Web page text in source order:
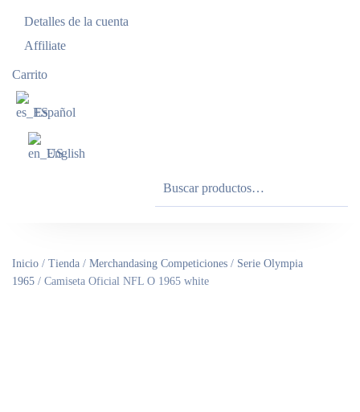
Detalles de la cuenta
Affiliate
Carrito
Español
English
Inicio / Tienda / Merchandasing Competiciones / Serie Olympia
1965 / Camiseta Oficial NFL O 1965 white